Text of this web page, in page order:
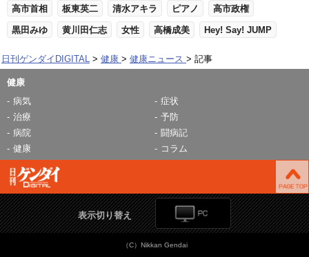
高市首相 板東英二 清水アキラ ピアノ 高市政権
黒田みゆ 黄川田仁志 女性 高橋成美 Hey! Say! JUMP
日刊ゲンダイDIGITAL 健康 健康ニュース 記事
健康
病気
症状
治療
予防
病院
闘病記
健康
コラム
表示切り替え
（C）Nikkan Gendai